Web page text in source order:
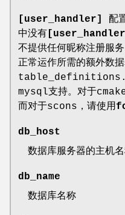
[user_handler]
配
中没有
不提供任何昵称注册服务
正常运作所需的额外数
mysql支持。对于
而对于scons，请使用
db_host
数据库服务器的主机
db_name
数据库名称